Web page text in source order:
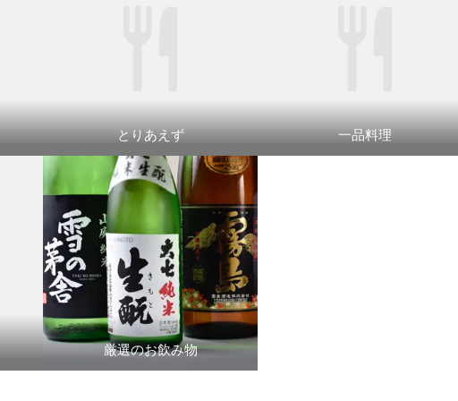
とりあえず 一品料理
厳選のお飲み物